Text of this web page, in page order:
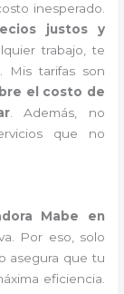
inesperado.
justos y
trabajo, te
Mis tarifas son
el costo de
. Además, no
que no
Mabe en
Por eso, solo
asegura que tu
eficiencia.